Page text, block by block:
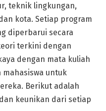
teknik lingkungan,
kota. Setiap program
diperbarui secara
terkini dengan
dengan mata kuliah
untuk
Berikut adalah
keunikan dari setiap